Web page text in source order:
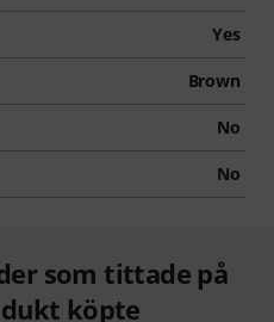
Yes
Brown
No
No
som tittade på
köpte